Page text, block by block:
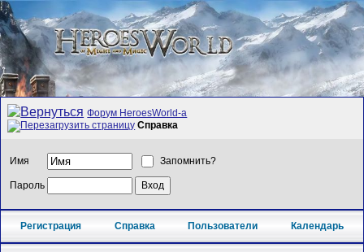
Форум HeroesWorld-а
Справка
Имя Запомнить?
Пароль
Регистрация Справка Пользователи Календарь